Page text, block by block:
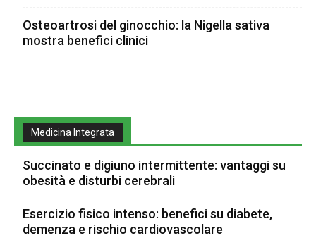
Osteoartrosi del ginocchio: la Nigella sativa
mostra benefici clinici
Medicina Integrata
Succinato e digiuno intermittente: vantaggi su
obesità e disturbi cerebrali
Esercizio fisico intenso: benefici su diabete,
demenza e rischio cardiovascolare